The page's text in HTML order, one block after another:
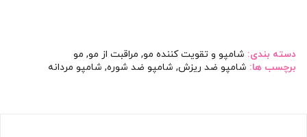
دسته بندی: شامپو و تقویت کننده مو, مراقبت از مو, مو
برچسب ها: شامپو ضد ریزش, شامپو ضد شوره, شامپو مردانه